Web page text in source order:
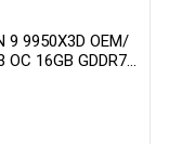
9 9950X3D OEM/
16GB GDDR7